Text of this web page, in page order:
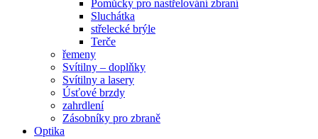
Pomůcky pro nastřelování zbraní
Sluchátka
střelecké brýle
Terče
řemeny
Svítilny – doplňky
Svítilny a lasery
Úsťové brzdy
zahrdlení
Zásobníky pro zbraně
Optika